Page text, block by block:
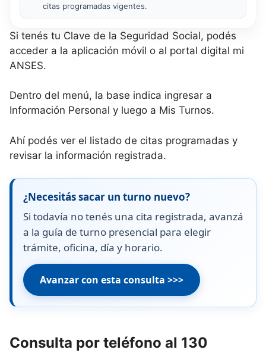
citas programadas vigentes.
Si tenés tu Clave de la Seguridad Social, podés
acceder a la aplicación móvil o al portal digital mi
ANSES.
Dentro del menú, la base indica ingresar a
Información Personal y luego a Mis Turnos.
Ahí podés ver el listado de citas programadas y
revisar la información registrada.
¿Necesitás sacar un turno nuevo?
Si todavía no tenés una cita registrada, avanzá
a la guía de turno presencial para elegir
trámite, oficina, día y horario.
Avanzar con esta consulta >>>
Consulta por teléfono al 130